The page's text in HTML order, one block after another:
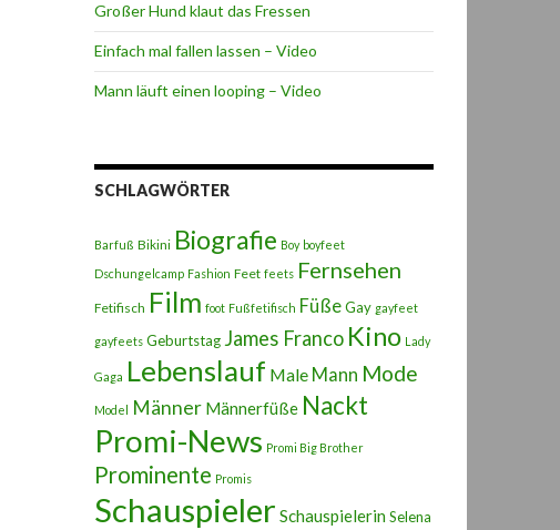
Großer Hund klaut das Fressen
Einfach mal fallen lassen – Video
Mann läuft einen looping – Video
SCHLAGWÖRTER
Barfuß Bikini Biografie Boy boyfeet
Dschungelcamp Fashion Feet feets Fernsehen
Fetifisch Film foot Fußfetifisch FüßeGay gayfeet
gayfeets Geburtstag James Franco Kino Lady
Gaga Lebenslauf Male Mann Mode
Model Männer Männerfüße Nackt
Promi-News Promi Big Brother
Prominente Promis
Schauspieler Schauspielerin Selena